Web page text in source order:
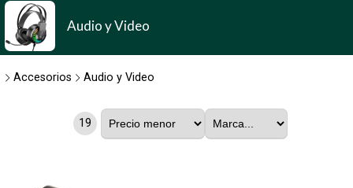
Audio y Video
Accesorios Audio y Video
19